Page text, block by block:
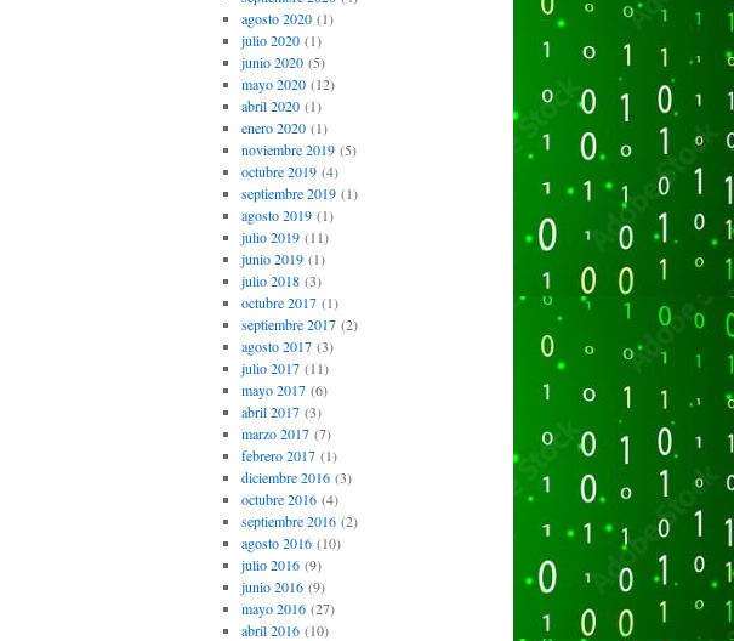
agosto 2020(1)
julio 2020(1)
junio 2020(5)
mayo 2020(12)
abril 2020(1)
enero 2020(1)
noviembre 2019(5)
octubre 2019(4)
septiembre 2019(1)
agosto 2019(1)
julio 2019(11)
junio 2019(1)
julio 2018(3)
octubre 2017(1)
septiembre 2017(2)
agosto 2017(3)
julio 2017(11)
mayo 2017(6)
abril 2017(3)
marzo 2017(7)
febrero 2017(1)
diciembre 2016(3)
octubre 2016(4)
septiembre 2016(2)
agosto 2016(10)
julio 2016(9)
junio 2016(9)
mayo 2016(27)
abril 2016(10)